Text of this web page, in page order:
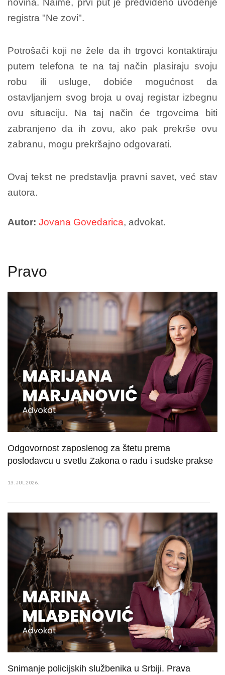
novina. Naime, prvi put je predviđeno uvođenje
registra "Ne zovi".
Potrošači koji ne žele da ih trgovci kontaktiraju
putem telefona te na taj način plasiraju svoju
robu ili usluge, dobiće mogućnost da
ostavljanjem svog broja u ovaj registar izbegnu
ovu situaciju. Na taj način će trgovcima biti
zabranjeno da ih zovu, ako pak prekrše ovu
zabranu, mogu prekršajno odgovarati.
Ovaj tekst ne predstavlja pravni savet, već stav
autora.
Autor: Jovana Govedarica, advokat.
Pravo
Odgovornost zaposlenog za štetu prema
poslodavcu u svetlu Zakona o radu i sudske prakse
13. JUL 2026.
Snimanje policijskih službenika u Srbiji. Prava